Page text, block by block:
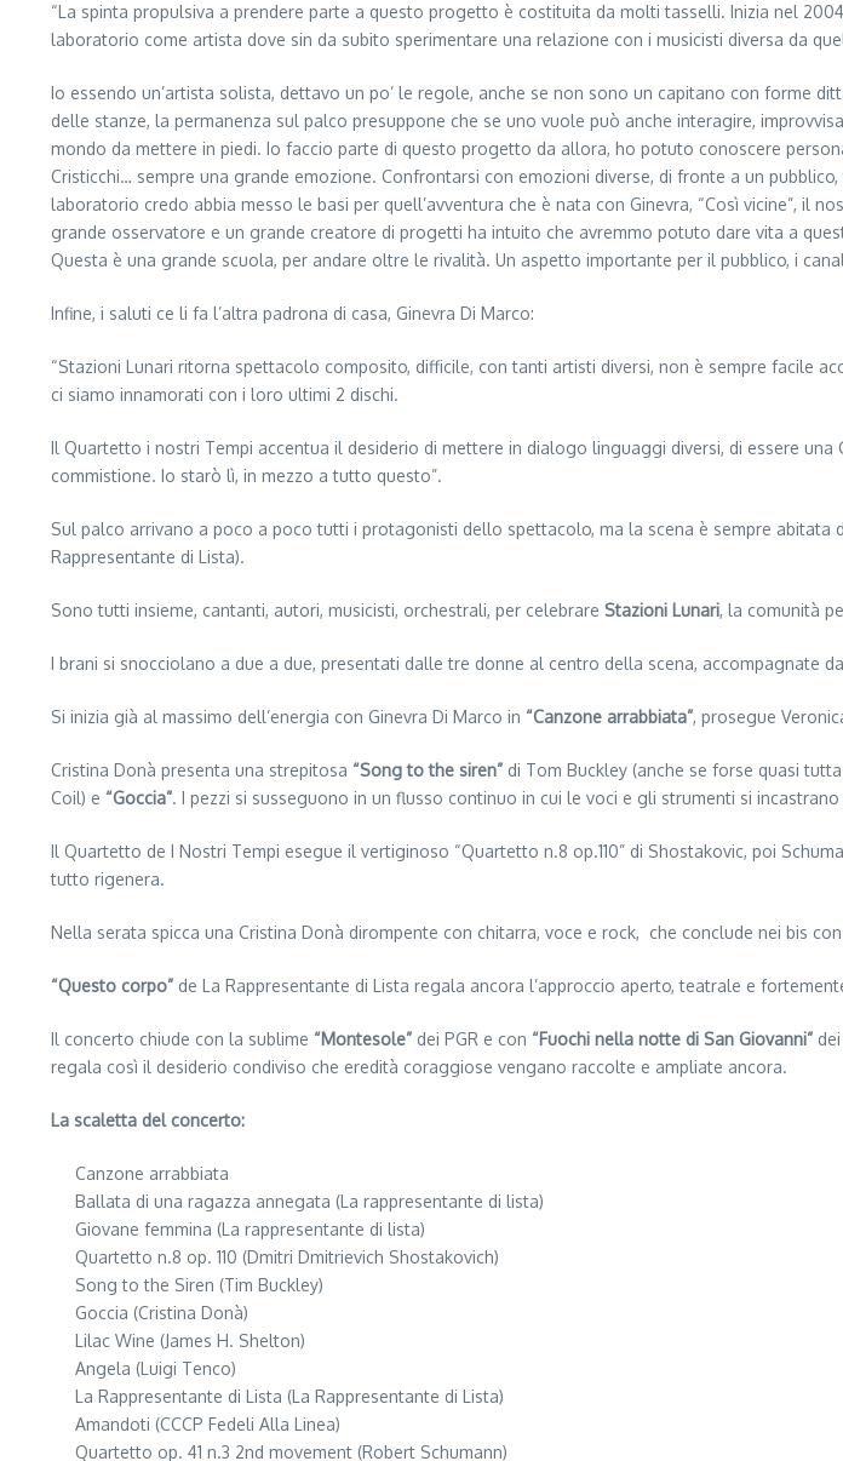
“La spinta propulsiva a prendere parte a questo progetto è costituita da molti tasselli. Inizia nel
laboratorio come artista dove sin da subito sperimentare una relazione con i musicisti diversa da
Io essendo un’artista solista, dettavo un po’ le regole, anche se non sono un capitano con forme
delle stanze, la permanenza sul palco presuppone che se uno vuole può anche interagire,
mondo da mettere in piedi. Io faccio parte di questo progetto da allora, ho potuto conoscere
Cristicchi… sempre una grande emozione. Confrontarsi con emozioni diverse, di fronte a un
laboratorio credo abbia messo le basi per quell’avventura che è nata con Ginevra, “Così vicine”, il
grande osservatore e un grande creatore di progetti ha intuito che avremmo potuto dare vita a
Questa è una grande scuola, per andare oltre le rivalità. Un aspetto importante per il pubblico, i
Infine, i saluti ce li fa l’altra padrona di casa, Ginevra Di Marco:
“Stazioni Lunari ritorna spettacolo composito, difficile, con tanti artisti diversi, non è sempre facile
ci siamo innamorati con i loro ultimi 2 dischi.
Il Quartetto i nostri Tempi accentua il desiderio di mettere in dialogo linguaggi diversi, di essere
commistione. Io starò lì, in mezzo a tutto questo”.
Sul palco arrivano a poco a poco tutti i protagonisti dello spettacolo, ma la scena è sempre abitata
Rappresentante di Lista).
Sono tutti insieme, cantanti, autori, musicisti, orchestrali, per celebrare Stazioni Lunari, la comunità
I brani si snocciolano a due a due, presentati dalle tre donne al centro della scena, accompagnate
Si inizia già al massimo dell’energia con Ginevra Di Marco in “Canzone arrabbiata”, prosegue
Cristina Donà presenta una strepitosa “Song to the siren” di Tom Buckley (anche se forse quasi
Coil) e “Goccia”. I pezzi si susseguono in un flusso continuo in cui le voci e gli strumenti si
Il Quartetto de I Nostri Tempi esegue il vertiginoso “Quartetto n.8 op.110” di Shostakovic, poi
tutto rigenera.
Nella serata spicca una Cristina Donà dirompente con chitarra, voce e rock, che conclude nei bis
“Questo corpo” de La Rappresentante di Lista regala ancora l’approccio aperto, teatrale e
Il concerto chiude con la sublime “Montesole” dei PGR e con “Fuochi nella notte di San Giovanni”
regala così il desiderio condiviso che eredità coraggiose vengano raccolte e ampliate ancora.
La scaletta del concerto:
Canzone arrabbiata
Ballata di una ragazza annegata (La rappresentante di lista)
Giovane femmina (La rappresentante di lista)
Quartetto n.8 op. 110 (Dmitri Dmitrievich Shostakovich)
Song to the Siren (Tim Buckley)
Goccia (Cristina Donà)
Lilac Wine (James H. Shelton)
Angela (Luigi Tenco)
La Rappresentante di Lista (La Rappresentante di Lista)
Amandoti (CCCP Fedeli Alla Linea)
Quartetto op. 41 n.3 2nd movement (Robert Schumann)